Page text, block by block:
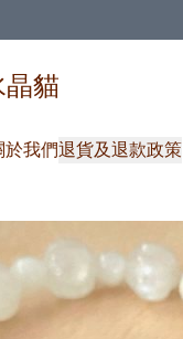
貓
於我們退貨及退款政策